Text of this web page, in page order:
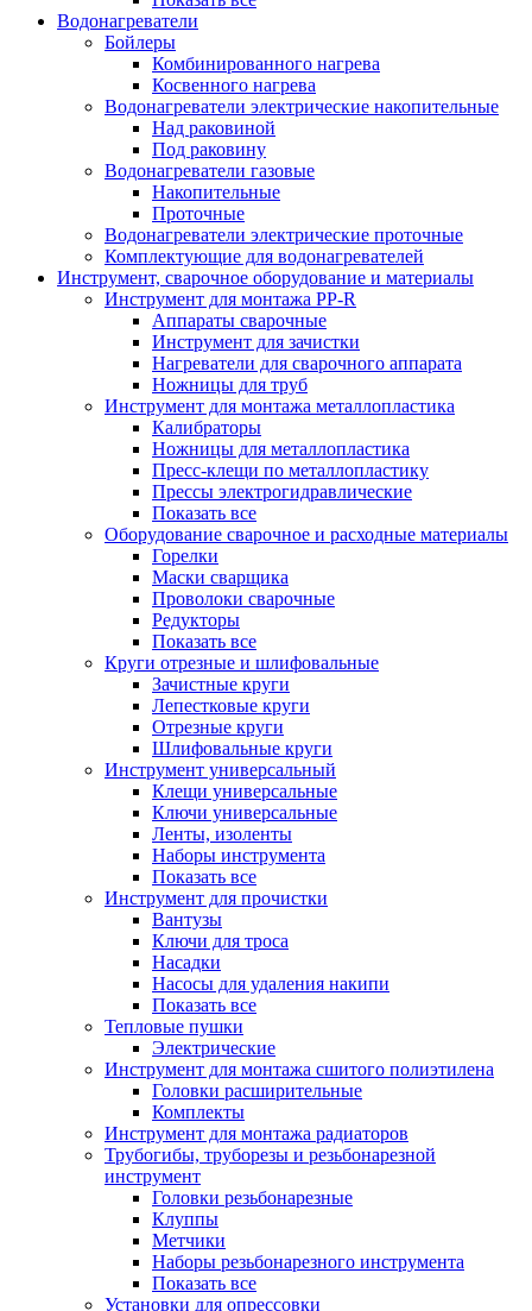
Водонагреватели
Бойлеры
Комбинированного нагрева
Косвенного нагрева
Водонагреватели электрические накопительные
Над раковиной
Под раковину
Водонагреватели газовые
Накопительные
Проточные
Водонагреватели электрические проточные
Комплектующие для водонагревателей
Инструмент, сварочное оборудование и материалы
Инструмент для монтажа PP-R
Аппараты сварочные
Инструмент для зачистки
Нагреватели для сварочного аппарата
Ножницы для труб
Инструмент для монтажа металлопластика
Калибраторы
Ножницы для металлопластика
Пресс-клещи по металлопластику
Прессы электрогидравлические
Показать все
Оборудование сварочное и расходные материалы
Горелки
Маски сварщика
Проволоки сварочные
Редукторы
Показать все
Круги отрезные и шлифовальные
Зачистные круги
Лепестковые круги
Отрезные круги
Шлифовальные круги
Инструмент универсальный
Клещи универсальные
Ключи универсальные
Ленты, изоленты
Наборы инструмента
Показать все
Инструмент для прочистки
Вантузы
Ключи для троса
Насадки
Насосы для удаления накипи
Показать все
Тепловые пушки
Электрические
Инструмент для монтажа сшитого полиэтилена
Головки расширительные
Комплекты
Инструмент для монтажа радиаторов
Трубогибы, труборезы и резьбонарезной
инструмент
Головки резьбонарезные
Клуппы
Метчики
Наборы резьбонарезного инструмента
Показать все
Установки для опрессовки